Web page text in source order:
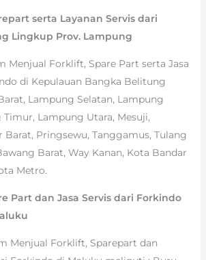
serta Layanan Servis dari
Lingkup Prov. Lampung
Menjual Forklift, Spare Part serta Jasa
di Kepulauan Bangka Belitung
Lampung Selatan, Lampung
Timur, Lampung Utara, Mesuji,
Barat, Pringsewu, Tanggamus, Tulang
Barat, Way Kanan, Kota Bandar
Metro.
Part dan Jasa Servis dari Forkindo
Menjual Forklift, Sparepart dan